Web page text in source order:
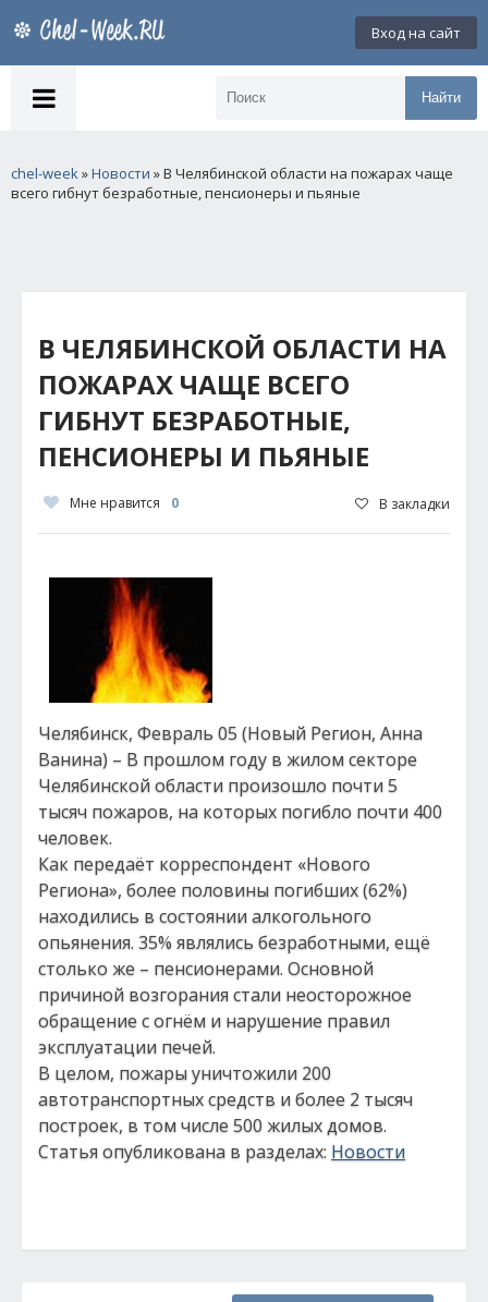
Вход на сайт
Найти
chel-week»Новости » В Челябинской области на пожарах чаще
всего гибнут безработные, пенсионеры и пьяные
В ЧЕЛЯБИНСКОЙ ОБЛАСТИ НА
ПОЖАРАХ ЧАЩЕ ВСЕГО
ГИБНУТ БЕЗРАБОТНЫЕ,
ПЕНСИОНЕРЫ И ПЬЯНЫЕ
Мне нравится 0 В закладки
Челябинск, Февраль 05 (Новый Регион, Анна
Ванина) – В прошлом году в жилом секторе
Челябинской области произошло почти 5
тысяч пожаров, на которых погибло почти 400
человек.
Как передаёт корреспондент «Нового
Региона», более половины погибших (62%)
находились в состоянии алкогольного
опьянения. 35% являлись безработными, ещё
столько же – пенсионерами. Основной
причиной возгорания стали неосторожное
обращение с огнём и нарушение правил
эксплуатации печей.
В целом, пожары уничтожили 200
автотранспортных средств и более 2 тысяч
построек, в том числе 500 жилых домов.
Статья опубликована в разделах: Новости